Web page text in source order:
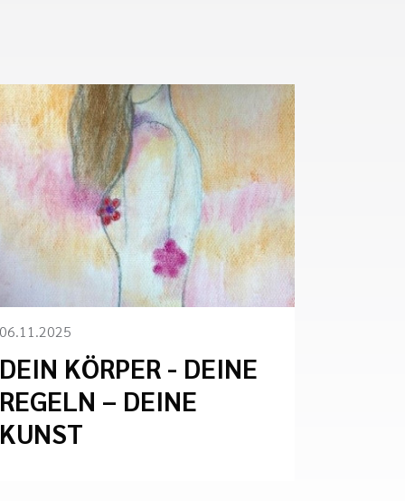
06.11.2025
DEIN KÖRPER - DEINE
REGELN – DEINE
KUNST